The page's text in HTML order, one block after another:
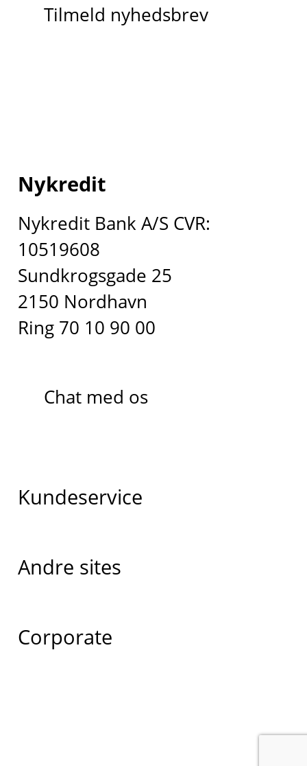
Tilmeld nyhedsbrev
Nykredit
Nykredit Bank A/S CVR:
10519608
Sundkrogsgade 25
2150 Nordhavn
Ring 70 10 90 00
Chat med os
Kundeservice
Andre sites
Corporate